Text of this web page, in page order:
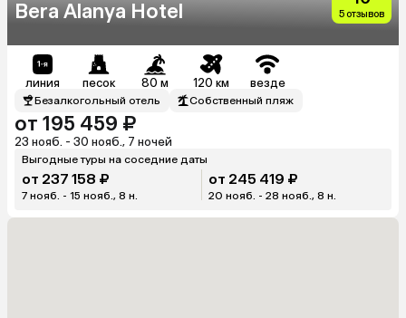
Bera Alanya Hotel 5 отзывов
линия песок 80 м 120 км везде
Безалкогольный отель Собственный пляж
от 195 459 ₽
23 нояб. - 30 нояб., 7 ночей
Выгодные туры на соседние даты
от 237 158 ₽
7 нояб. - 15 нояб., 8 н.
от 245 419 ₽
20 нояб. - 28 нояб., 8 н.